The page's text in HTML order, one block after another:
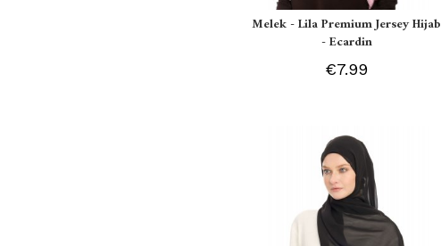
Melek - Lila Premium Jersey Hijab
- Ecardin
€7.99